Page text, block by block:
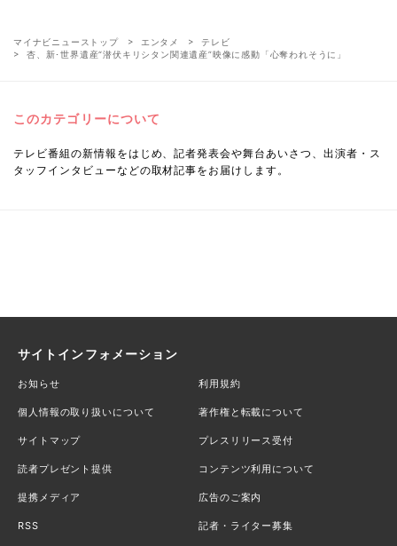
マイナビニューストップ エンタメ
テレビ
杏、新･世界遺産“潜伏キリシタン関連遺産”映像に感動「心奪われそうに」
このカテゴリーについて
テレビ番組の新情報をはじめ、記者発表会や舞台あいさつ、出演者・ス
タッフインタビューなどの取材記事をお届けします。
サイトインフォメーション
お知らせ 利用規約
個人情報の取り扱いについて 著作権と転載について
サイトマップ プレスリリース受付
読者プレゼント提供 コンテンツ利用について
提携メディア 広告のご案内
RSS 記者・ライター募集